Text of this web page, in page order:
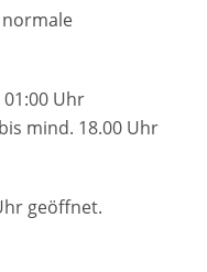
normale
01:00 Uhr
mind. 18.00 Uhr
geöffnet.